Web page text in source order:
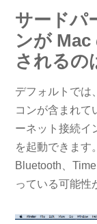
サードパ
ンが
されるの
デフォルトでは
コンが含まれて
ーネット接続イ
を起動できます
Bluetooth、
っている可能性